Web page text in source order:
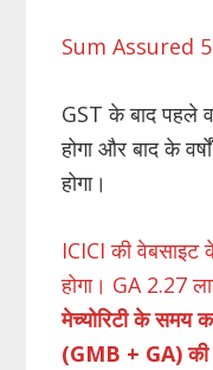
Sum Assured 5
GST के बाद पहले
होगा और बाद के
होगा।
ICICI की
होगा। GA 2.27
मेच्योरिटी के
(GMB + GA) की